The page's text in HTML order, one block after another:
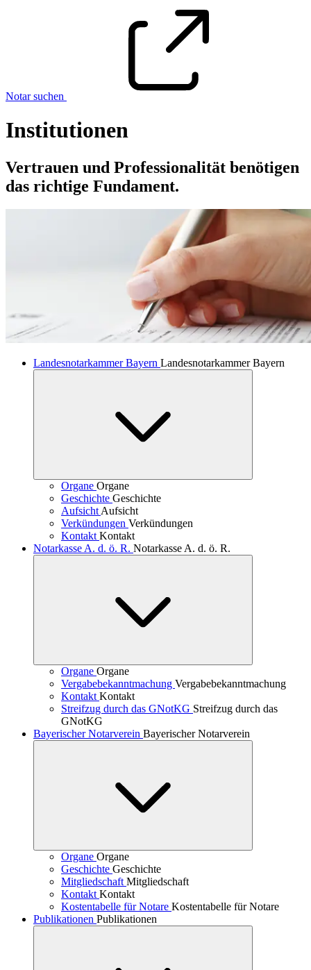
Notar suchen
Institutionen
Vertrauen und Professionalität benötigen
das richtige Fundament.
Landesnotarkammer Bayern Landesnotarkammer Bayern
Organe Organe
Geschichte Geschichte
Aufsicht Aufsicht
Verkündungen Verkündungen
Kontakt Kontakt
Notarkasse A. d. ö. R. Notarkasse A. d. ö. R.
Organe Organe
Vergabebekanntmachung Vergabebekanntmachung
Kontakt Kontakt
Streifzug durch das GNotKG Streifzug durch das
GNotKG
Bayerischer Notarverein Bayerischer Notarverein
Organe Organe
Geschichte Geschichte
Mitgliedschaft Mitgliedschaft
Kontakt Kontakt
Kostentabelle für Notare Kostentabelle für Notare
Publikationen Publikationen